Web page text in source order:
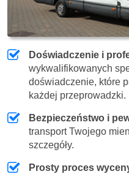
Doświadczenie i
wykwalifikowanych
doświadczenie, które
każdej przeprowadzki.
Bezpieczeństwo i
transport Twojego
szczegóły.
Prosty proces